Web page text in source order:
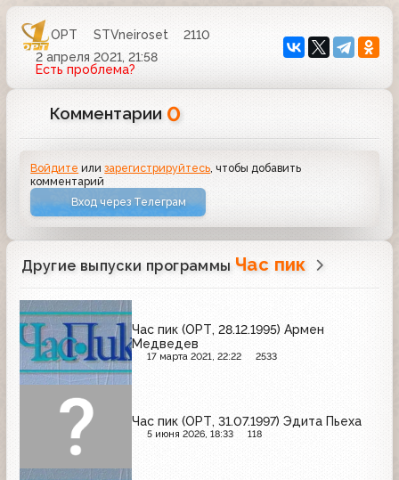
ОРТ STVneiroset
2110
2 апреля 2021, 21:58
Есть проблема?
Комментарии 0
Войдите илизарегистрируйтесь , чтобы добавить
комментарий
Вход через Телеграм
Другие выпуски программы Час пик
Час пик (ОРТ, 28.12.1995) Армен
Медведев
17 марта 2021, 22:22 2533
Час пик (ОРТ, 31.07.1997) Эдита Пьеха
5 июня 2026, 18:33 118